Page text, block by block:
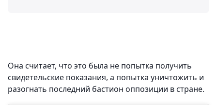
Она считает, что это была не попытка получить
свидетельские показания, а попытка уничтожить и
разогнать последний бастион оппозиции в стране.